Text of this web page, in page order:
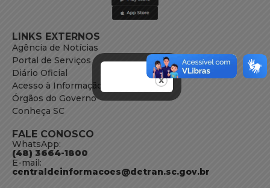
LINKS EXTERNOS
Agência de Notícias
Portal de Serviços
Diário Oficial
Acesso à Informação
Órgãos do Governo
Conheça SC
FALE CONOSCO
WhatsApp:
(48) 3664-1800
E-mail:
centraldeinformacoes@detran.sc.gov.br